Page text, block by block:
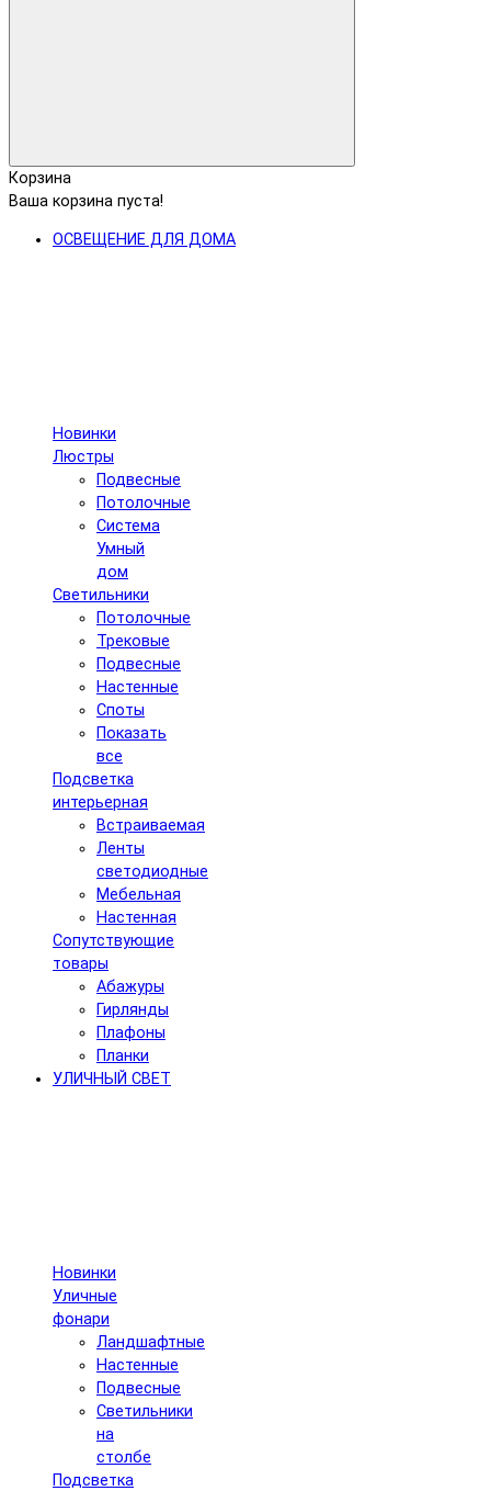
Корзина
Ваша корзина пуста!
ОСВЕЩЕНИЕ ДЛЯ ДОМА
Новинки
Люстры
Подвесные
Потолочные
Система
Умный
дом
Светильники
Потолочные
Трековые
Подвесные
Настенные
Споты
Показать
все
Подсветка
интерьерная
Встраиваемая
Ленты
светодиодные
Мебельная
Настенная
Сопутствующие
товары
Абажуры
Гирлянды
Плафоны
Планки
УЛИЧНЫЙ СВЕТ
Новинки
Уличные
фонари
Ландшафтные
Настенные
Подвесные
Светильники
на
столбе
Подсветка